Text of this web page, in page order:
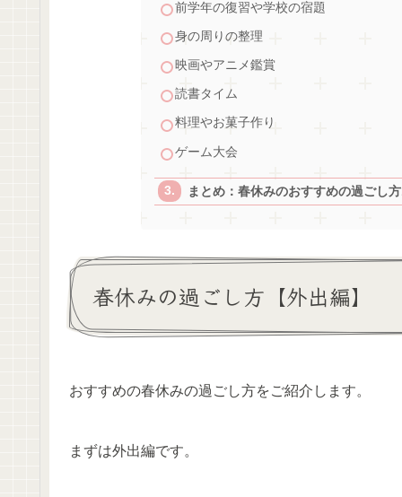
前学年の復習や学校の宿題
身の周りの整理
映画やアニメ鑑賞
読書タイム
料理やお菓子作り
ゲーム大会
まとめ：春休みのおすすめの過ごし
春休みの過ごし方【外出編】
おすすめの春休みの過ごし方をご紹介します。
まずは外出編です。